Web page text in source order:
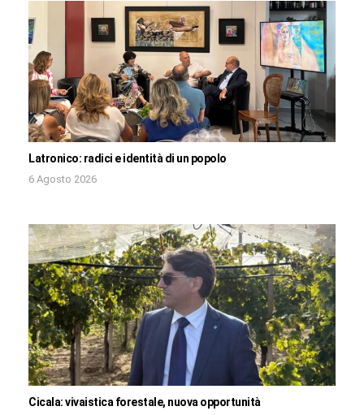
Latronico: radici e identità di un popolo
6 Agosto 2026
Cicala: vivaistica forestale, nuova opportunità